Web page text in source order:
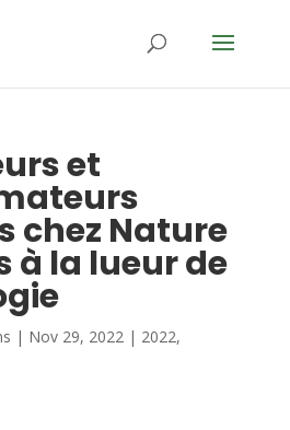
et
chez Nature
à la lueur de
| Nov 29, 2022| 2022,